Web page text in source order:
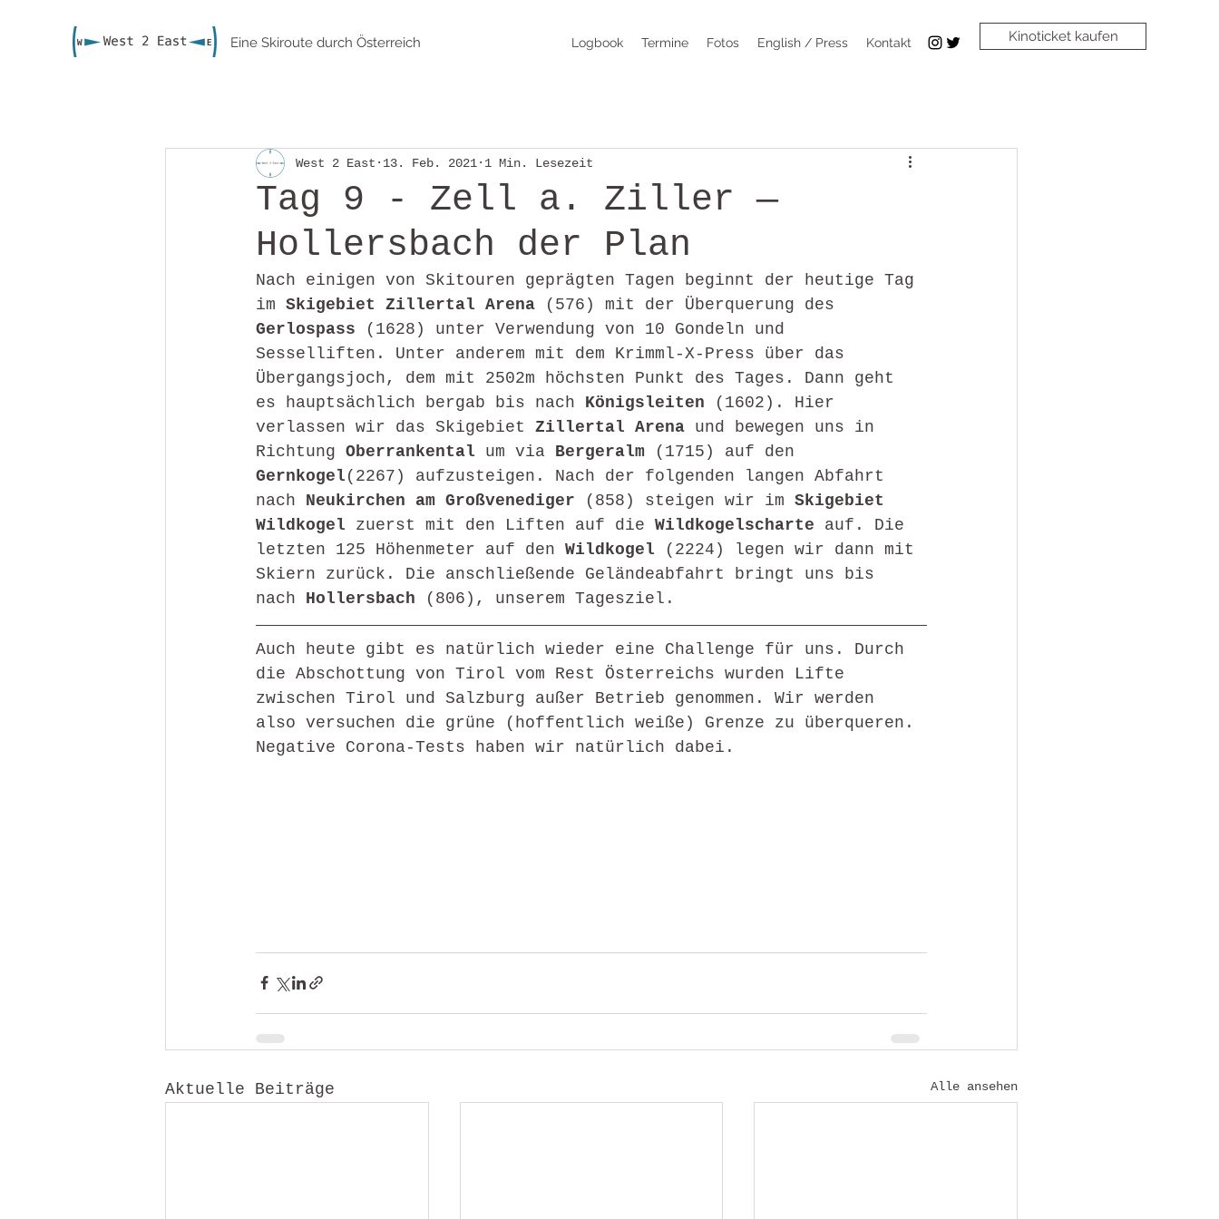
Eine Skiroute durch Österreich Logbook Termine Fotos English / Press Kontakt Kinoticket kaufen
Tag 9 - Zell a. Ziller —
Hollersbach der Plan
West 2 East 13. Feb. 2021 1 Min. Lesezeit
Nach einigen von Skitouren geprägten Tagen beginnt der heutige Tag
im Skigebiet Zillertal Arena
(576) mit der Überquerung des
Gerlospass
(1628) unter Verwendung von 10 Gondeln und
Sesselliften. Unter anderem mit dem Krimml-X-Press über das
Übergangsjoch, dem mit 2502m höchsten Punkt des Tages. Dann geht
es hauptsächlich bergab bis nach Königsleiten
(1602). Hier
verlassen wir das Skigebiet Zillertal Arena und bewegen uns in
Richtung Oberrankental um via Bergeralm
(1715) auf den
Gernkogel (2267) aufzusteigen. Nach der folgenden langen Abfahrt
nach Neukirchen am Großvenediger (858) steigen wir im Skigebiet
Wildkogel zuerst mit den Liften auf die Wildkogelscharte auf. Die
letzten 125 Höhenmeter auf den Wildkogel
(2224) legen wir dann mit
Skiern zurück. Die anschließende Geländeabfahrt bringt uns bis
nach Hollersbach (806), unserem Tagesziel.
Auch heute gibt es natürlich wieder eine Challenge für uns. Durch
die Abschottung von Tirol vom Rest Österreichs wurden Lifte
zwischen Tirol und Salzburg außer Betrieb genommen. Wir werden
also versuchen die grüne (hoffentlich weiße) Grenze zu überqueren.
Negative Corona-Tests haben wir natürlich dabei.
Aktuelle Beiträge Alle ansehen